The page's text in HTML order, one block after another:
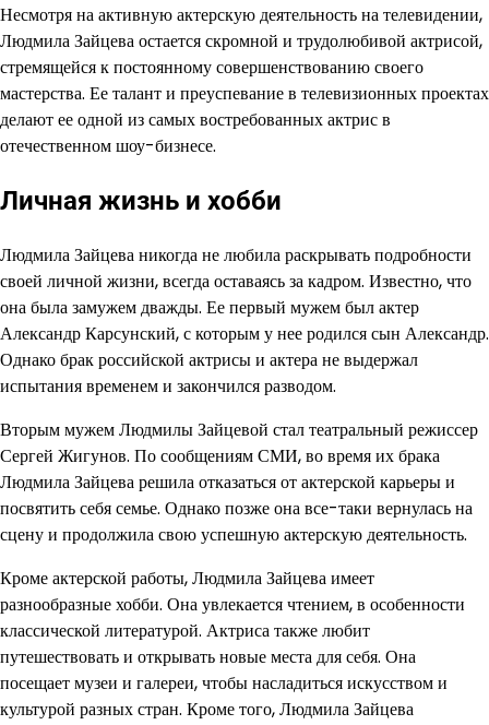
Несмотря на активную актерскую деятельность на телевидении,
Людмила Зайцева остается скромной и трудолюбивой актрисой,
стремящейся к постоянному совершенствованию своего
мастерства. Ее талант и преуспевание в телевизионных проектах
делают ее одной из самых востребованных актрис в
отечественном шоу-бизнесе.
Личная жизнь и хобби
Людмила Зайцева никогда не любила раскрывать подробности
своей личной жизни, всегда оставаясь за кадром. Известно, что
она была замужем дважды. Ее первый мужем был актер
Александр Карсунский, с которым у нее родился сын Александр.
Однако брак российской актрисы и актера не выдержал
испытания временем и закончился разводом.
Вторым мужем Людмилы Зайцевой стал театральный режиссер
Сергей Жигунов. По сообщениям СМИ, во время их брака
Людмила Зайцева решила отказаться от актерской карьеры и
посвятить себя семье. Однако позже она все-таки вернулась на
сцену и продолжила свою успешную актерскую деятельность.
Кроме актерской работы, Людмила Зайцева имеет
разнообразные хобби. Она увлекается чтением, в особенности
классической литературой. Актриса также любит
путешествовать и открывать новые места для себя. Она
посещает музеи и галереи, чтобы насладиться искусством и
культурой разных стран. Кроме того, Людмила Зайцева